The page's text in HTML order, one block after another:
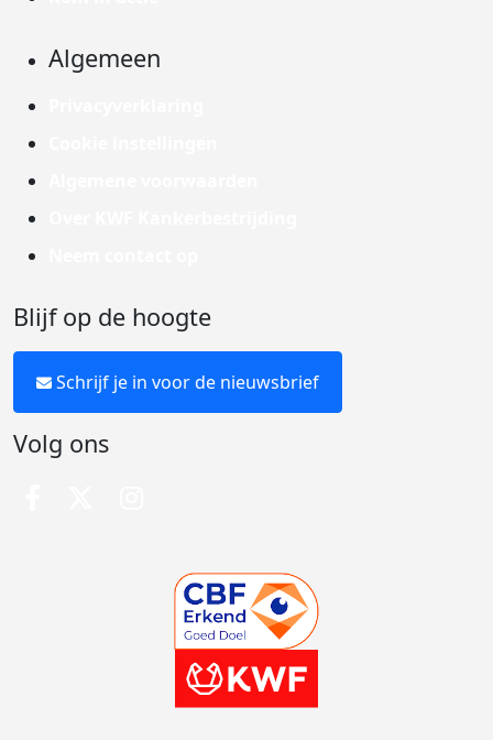
Algemeen
Blijf op de hoogte
Schrijf je in voor de nieuwsbrief
Volg ons